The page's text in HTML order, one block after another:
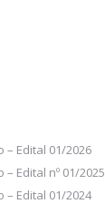
– Edital 01/2026
Edital nº 01/2025
– Edital 01/2024